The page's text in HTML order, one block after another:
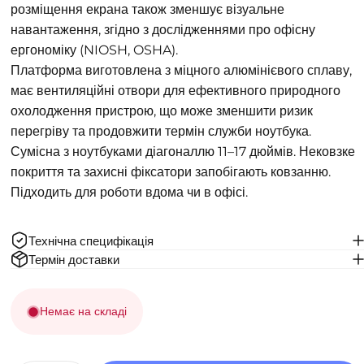
розміщення екрана також зменшує візуальне
навантаження, згідно з дослідженнями про офісну
ергономіку (NIOSH, OSHA).
Платформа виготовлена з міцного алюмінієвого сплаву,
має вентиляційні отвори для ефективного природного
охолодження пристрою, що може зменшити ризик
перегріву та продовжити термін служби ноутбука.
Сумісна з ноутбуками діагоналлю 11–17 дюймів. Нековзке
покриття та захисні фіксатори запобігають ковзанню.
Підходить для роботи вдома чи в офісі.
Технічна специфікація
Термін доставки
Немає на складі